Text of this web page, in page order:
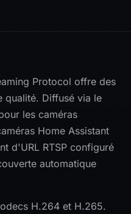
Protocol offre des
qualité. Diffusé via le
les caméras
Home Assistant
d'URL RTSP configuré
automatique
H.264 et H.265.